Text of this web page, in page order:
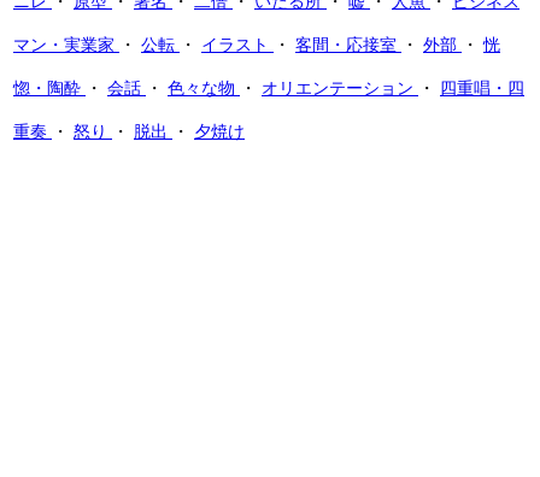
マン・実業家 ・ 公転 ・ イラスト ・ 客間・応接室 ・ 外部 ・恍
惚・陶酔 ・ 会話 ・ 色々な物 ・ オリエンテーション ・ 四重唱・四
重奏 ・ 怒り ・ 脱出 ・ 夕焼け